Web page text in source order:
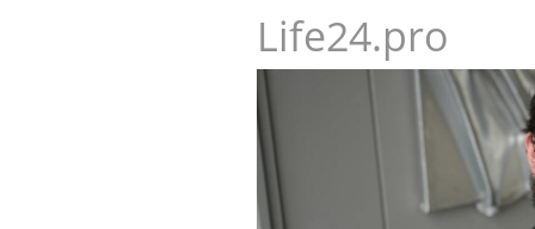
Life24.pro